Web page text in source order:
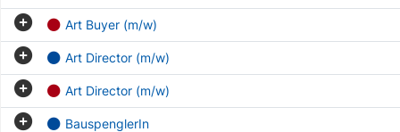
Art Buyer (m/w)
Art Director (m/w)
Art Director (m/w)
BauspenglerIn